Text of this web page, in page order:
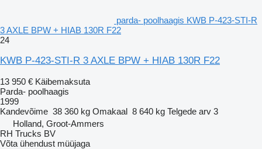
parda- poolhaagis KWB P-423-STI-R
3 AXLE BPW + HIAB 130R F22
24
KWB P-423-STI-R 3 AXLE BPW + HIAB 130R F22
13 950 € Käibemaksuta
Parda- poolhaagis
1999
Kandevõime 38 360 kg Omakaal 8 640 kg Telgede arv 3
Holland, Groot-Ammers
RH Trucks BV
Võta ühendust müüjaga